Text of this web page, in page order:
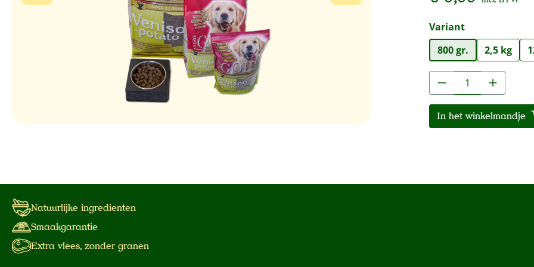
Selecteer
Variant
800 gr.
2,5 kg
In het winkelmandje
Natuurlijke ingredienten
Smaakgarantie
Extra vlees, zonder granen